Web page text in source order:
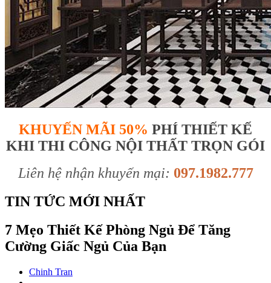
KHUYẾN MÃI 50% PHÍ THIẾT KẾ
KHI THI CÔNG NỘI THẤT TRỌN GÓI
Liên hệ nhận khuyến mại: 097.1982.777
TIN TỨC MỚI NHẤT
7 Mẹo Thiết Kế Phòng Ngủ Để Tăng
Cường Giấc Ngủ Của Bạn
Chinh Tran